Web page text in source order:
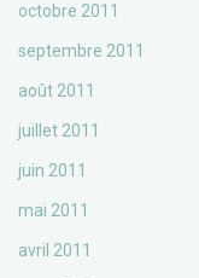
octobre 2011
septembre 2011
août 2011
juillet 2011
juin 2011
mai 2011
avril 2011